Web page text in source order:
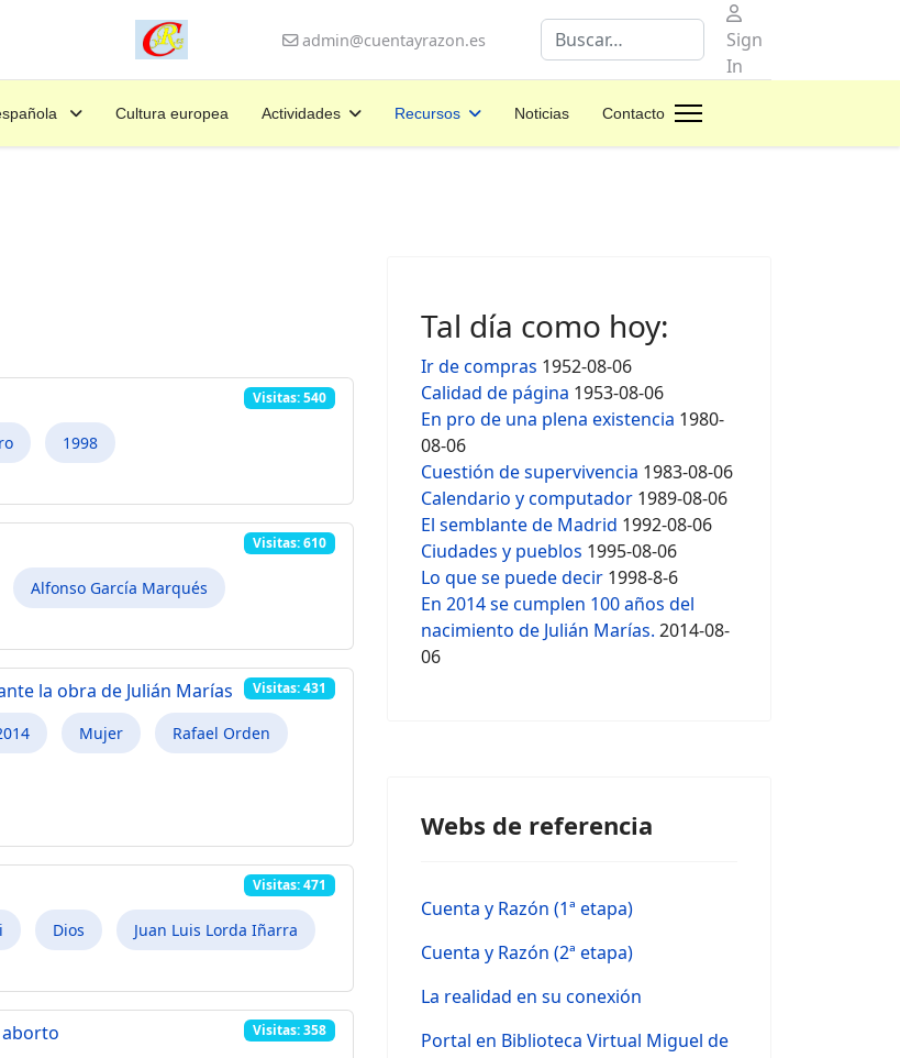
admin@cuentayrazon.es Buscar
Sign
In
Cultura europea Actividades Recursos Noticias Contacto
Visitas: 540
1998
Visitas: 610
Alfonso García Marqués
la obra de Julián Marías Visitas: 431
Mujer Rafael Orden
Visitas: 471
Dios Juan Luis Lorda Iñarra
aborto Visitas: 358
Tal día como hoy:
Ir de compras 1952-08-06
Calidad de página 1953-08-06
En pro de una plena existencia 1980-
08-06
Cuestión de supervivencia 1983-08-06
Calendario y computador 1989-08-06
El semblante de Madrid 1992-08-06
Ciudades y pueblos 1995-08-06
Lo que se puede decir 1998-8-6
En 2014 se cumplen 100 años del
nacimiento de Julián Marías. 2014-08-
06
Webs de referencia
Cuenta y Razón (1ª etapa)
Cuenta y Razón (2ª etapa)
La realidad en su conexión
Portal en Biblioteca Virtual Miguel de